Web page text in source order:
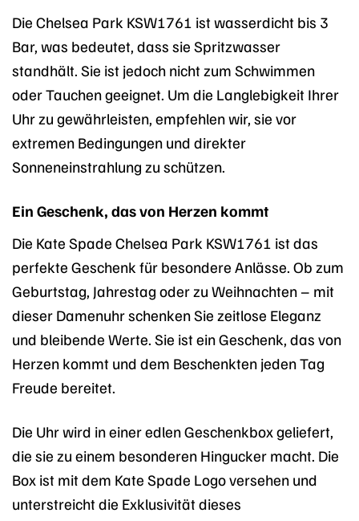
Die Chelsea Park KSW1761 ist wasserdicht bis 3
Bar, was bedeutet, dass sie Spritzwasser
standhält. Sie ist jedoch nicht zum Schwimmen
oder Tauchen geeignet. Um die Langlebigkeit Ihrer
Uhr zu gewährleisten, empfehlen wir, sie vor
extremen Bedingungen und direkter
Sonneneinstrahlung zu schützen.
Ein Geschenk, das von Herzen kommt
Die Kate Spade Chelsea Park KSW1761 ist das
perfekte Geschenk für besondere Anlässe. Ob zum
Geburtstag, Jahrestag oder zu Weihnachten – mit
dieser Damenuhr schenken Sie zeitlose Eleganz
und bleibende Werte. Sie ist ein Geschenk, das von
Herzen kommt und dem Beschenkten jeden Tag
Freude bereitet.
Die Uhr wird in einer edlen Geschenkbox geliefert,
die sie zu einem besonderen Hingucker macht. Die
Box ist mit dem Kate Spade Logo versehen und
unterstreicht die Exklusivität dieses